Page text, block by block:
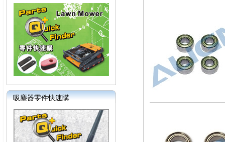
吸塵器零件快速購